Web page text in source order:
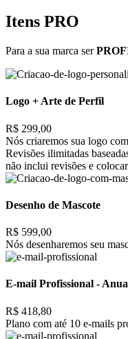
Itens PRO
Para a sua marca ser
Logo + Arte de Perfil
R$ 299,00
Nós criaremos sua logo
Revisões ilimitadas
não inclui revisões e
Desenho de Mascote
R$ 599,00
Nós desenharemos seu
E-mail Profissional -
R$ 418,80
Plano com até 10 e-mails